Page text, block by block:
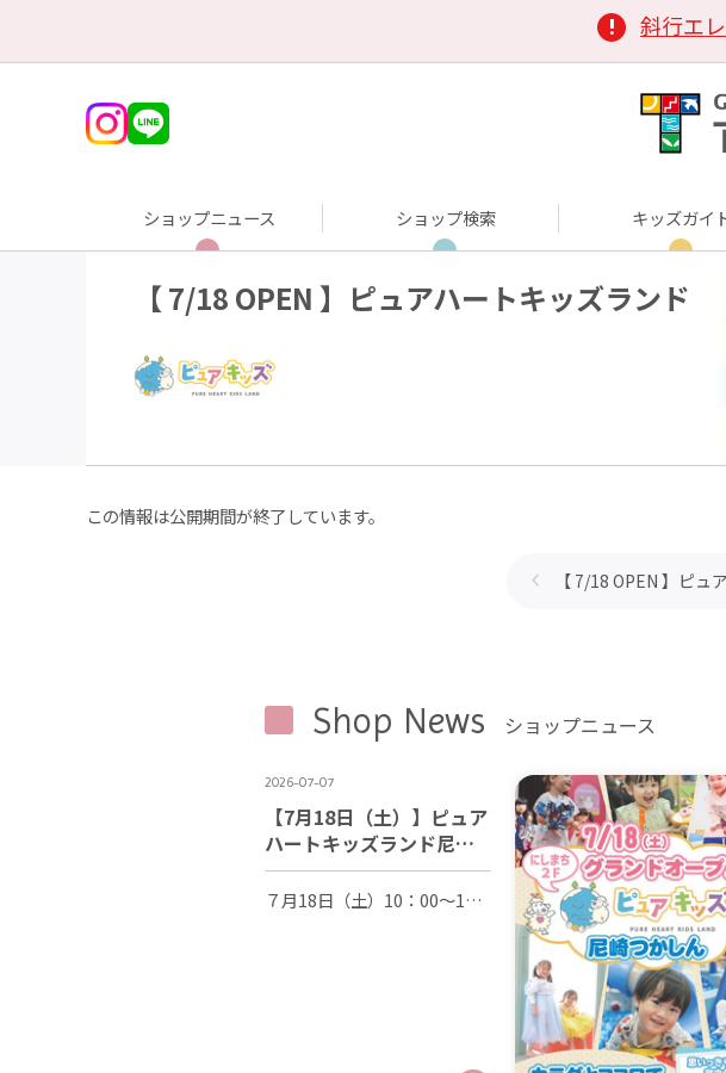
斜行エ
ショップニュース ショップ検索 キッズガイ
【 7/18 OPEN 】ピュアハートキッズランド
この情報は公開期間が終了しています。
【 7/18 OPEN 】ピ
Shop News ショップニュース
2026-07-07
【7月18日（土）】ピュア
ハートキッズランド尼崎
つかしん店 グランドオ
ープン！
７月18日（土）10：00～19：00(最終受付18：30） いよいよ！ピュアハートキッズランド尼崎つかしん店がグランドオープンします！ ボールプールにピュアキッズ関西店舗初！大人気間違いなしのターザンロープが新登場です！ 身体を動かして遊べる、キッズジムも仲間入り！ ベビーパークは更に広くなり、小さなお子様ものびのび安心して遊べます♪ 飲食物持ち込みも可となり、ご家族様でゆったり過ごせるカフェテリアもご利用いただけます。(アルコールのお持ち込みは不可） この他にも夢中になれる遊び場が盛りだくさんです♪ 新しくなった遊び場で笑顔いっぱい、最高の思い出を作れますよう 皆様のご来店をスタッフ一同心よりお待ちしております。